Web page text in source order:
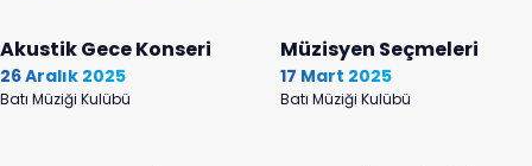
Akustik Gece Konseri
26 Aralık 2025
Batı Müziği Kulübü
Müzisyen Seçmeleri
17 Mart 2025
Batı Müziği Kulübü